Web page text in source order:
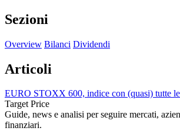
Sezioni
Overview Bilanci Dividendi
Articoli
EURO STOXX 600, indice con (quasi) tutte
Target Price
Guide, news e analisi per seguire mercati,
finanziari.